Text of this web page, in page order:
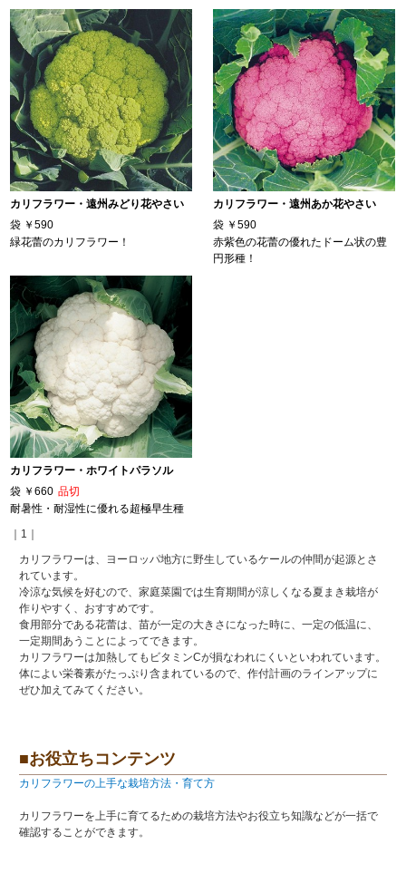
カリフラワー・遠州みどり花やさい
袋 ￥590
緑花蕾のカリフラワー！
カリフラワー・遠州あか花やさい
袋 ￥590
赤紫色の花蕾の優れたドーム状の豊
円形種！
カリフラワー・ホワイトパラソル
袋 ￥660 品切
耐暑性・耐湿性に優れる超極早生種
｜1｜
カリフラワーは、ヨーロッパ地方に野生しているケールの仲間が起源とさ
れています。
冷涼な気候を好むので、家庭菜園では生育期間が涼しくなる夏まき栽培が
作りやすく、おすすめです。
食用部分である花蕾は、苗が一定の大きさになった時に、一定の低温に、
一定期間あうことによってできます。
カリフラワーは加熱してもビタミンCが損なわれにくいといわれています。
体によい栄養素がたっぷり含まれているので、作付計画のラインアップに
ぜひ加えてみてください。
■お役立ちコンテンツ
カリフラワーの上手な栽培方法・育て方
カリフラワーを上手に育てるための栽培方法やお役立ち知識などが一括で
確認することができます。